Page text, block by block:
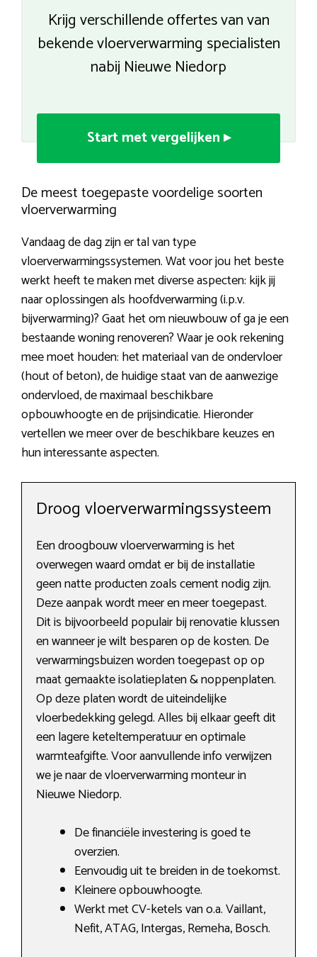
Krijg verschillende offertes van van
bekende vloerverwarming specialisten
nabij Nieuwe Niedorp
Start met vergelijken ▸
De meest toegepaste voordelige soorten
vloerverwarming
Vandaag de dag zijn er tal van type
vloerverwarmingssystemen. Wat voor jou het beste
werkt heeft te maken met diverse aspecten: kijk jij
naar oplossingen als hoofdverwarming (i.p.v.
bijverwarming)? Gaat het om nieuwbouw of ga je een
bestaande woning renoveren? Waar je ook rekening
mee moet houden: het materiaal van de ondervloer
(hout of beton), de huidige staat van de aanwezige
ondervloed, de maximaal beschikbare
opbouwhoogte en de prijsindicatie. Hieronder
vertellen we meer over de beschikbare keuzes en
hun interessante aspecten.
Droog vloerverwarmingssysteem
Een droogbouw vloerverwarming is het
overwegen waard omdat er bij de installatie
geen natte producten zoals cement nodig zijn.
Deze aanpak wordt meer en meer toegepast.
Dit is bijvoorbeeld populair bij renovatie klussen
en wanneer je wilt besparen op de kosten. De
verwarmingsbuizen worden toegepast op op
maat gemaakte isolatieplaten & noppenplaten.
Op deze platen wordt de uiteindelijke
vloerbedekking gelegd. Alles bij elkaar geeft dit
een lagere keteltemperatuur en optimale
warmteafgifte. Voor aanvullende info verwijzen
we je naar de vloerverwarming monteur in
Nieuwe Niedorp.
De financiële investering is goed te
overzien.
Eenvoudig uit te breiden in de toekomst.
Kleinere opbouwhoogte.
Werkt met CV-ketels van o.a. Vaillant,
Nefit, ATAG, Intergas, Remeha, Bosch.